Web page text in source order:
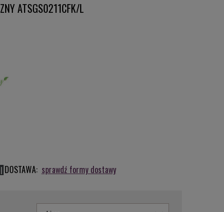
ATSGS0211CFK/L
DOSTAWA: sprawdź formy dostawy